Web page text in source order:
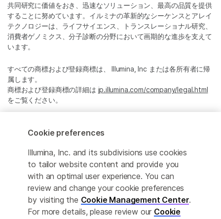
このページは機械翻訳を利用しております。なるべく正確な翻訳を
共同研究に価値をおき、迅速なソリューション、最高の品質を提供
することに努めています。イルミナの革新的なシーケンスとアレイ
テクノロジーは、ライフサイエンス、トランスレーショナル研究、
消費者ゲノミクス、分子診断の分野において画期的な進歩を支えて
います。
すべての商標および登録商標は、 Illumina, Inc または各所有者に帰
属します。
商標および登録商標の詳細は jp.illumina.com/company/legal.html
をご覧ください。
Cookie Management Center
プライバシーポリシ
© 2026 Illumina, Inc. All rights reserved.
Cookie preferences
Illumina, Inc. and its subdivisions use cookies
to tailor website content and provide you
with an optimal user experience. You can
review and change your cookie preferences
by visiting the Cookie Management Center.
For more details, please review our Cookie